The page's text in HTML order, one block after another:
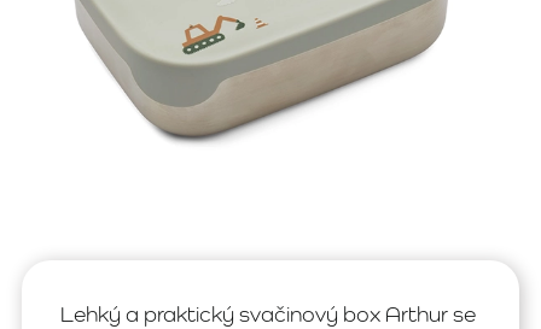
Lehký a praktický svačinový box Arthur se